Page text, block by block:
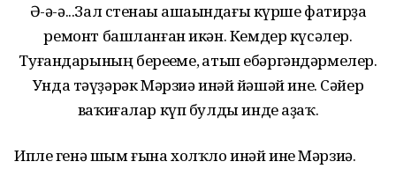
Ә-ә-ә...Зал стенаһы ашаһындағы күрше фатирҙа
ремонт башланған икән. Кемдер күсәлер.
Туғандарының береһеме, һатып ебәргәндәрмелер.
Унда тәүҙәрәк Мәрзиә инәй йәшәй ине. Сәйер
ваҡиғалар күп булды инде аҙаҡ.
Ипле генә шым ғына холҡло инәй ине Мәрзиә.